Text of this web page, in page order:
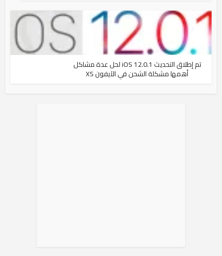
تم إطلاق التحديث iOS 12.0.1 لحل عدة مشاكل
أهمها مشكلة الشحن في الآيفون XS